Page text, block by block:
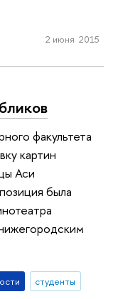
2 июня 2015
факультета
картин
Аси
была
студенты